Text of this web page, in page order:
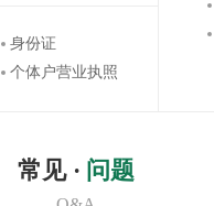
身份证
个体户营业执照
常见 · 问题